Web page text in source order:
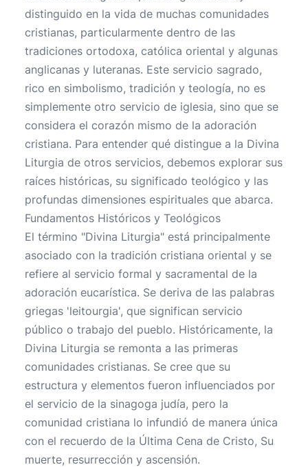
distinguido en la vida de muchas comunidades
cristianas, particularmente dentro de las
tradiciones ortodoxa, católica oriental y algunas
anglicanas y luteranas. Este servicio sagrado,
rico en simbolismo, tradición y teología, no es
simplemente otro servicio de iglesia, sino que se
considera el corazón mismo de la adoración
cristiana. Para entender qué distingue a la Divina
Liturgia de otros servicios, debemos explorar sus
raíces históricas, su significado teológico y las
profundas dimensiones espirituales que abarca.
Fundamentos Históricos y Teológicos
El término "Divina Liturgia" está principalmente
asociado con la tradición cristiana oriental y se
refiere al servicio formal y sacramental de la
adoración eucarística. Se deriva de las palabras
griegas 'leitourgia', que significan servicio
público o trabajo del pueblo. Históricamente, la
Divina Liturgia se remonta a las primeras
comunidades cristianas. Se cree que su
estructura y elementos fueron influenciados por
el servicio de la sinagoga judía, pero la
comunidad cristiana lo infundió de manera única
con el recuerdo de la Última Cena de Cristo, Su
muerte, resurrección y ascensión.